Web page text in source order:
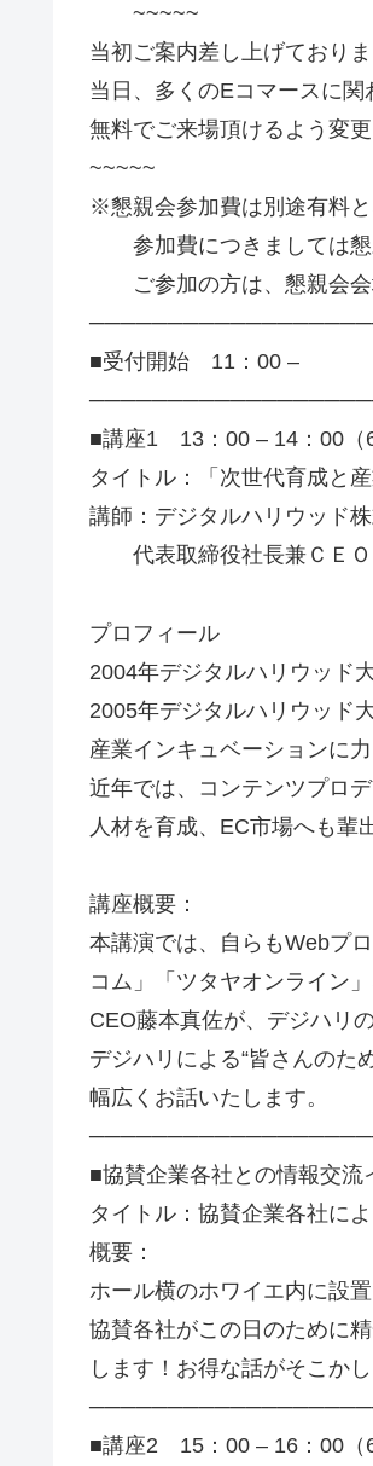
~~~~~
当初ご案内差し上げており
当日、多くのEコマースに
無料でご来場頂けるよう変
~~~~~
※懇親会参加費は別途有料と
参加費につきましては懇
ご参加の方は、懇親会会
■受付開始 11：00 –
■講座1 13：00 – 14：00（
タイトル：「次世代育成と
講師：デジタルハリウッド
代表取締役社長兼ＣＥ
プロフィール
2004年デジタルハリウッド
2005年デジタルハリウッド
産業インキュベーションに力
近年では、コンテンツプロ
人材を育成、EC市場へも輩
講座概要：
本講演では、自らもWebプ
コム」「ツタヤオンライン
CEO藤本真佐が、デジハリ
デジハリによる“皆さんのた
幅広くお話いたします。
■協賛企業各社との情報交
タイトル：協賛企業各社に
概要：
ホール横のホワイエ内に設
協賛各社がこの日のために
します！お得な話がそこか
■講座2 15：00 – 16：00（